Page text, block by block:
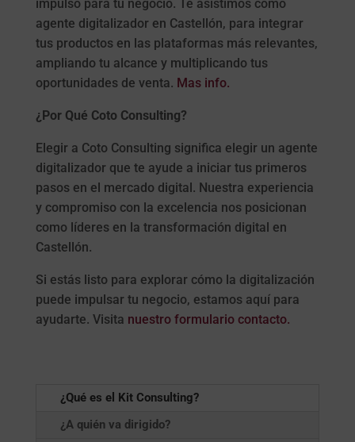
impulso para tu negocio. Te asistimos como
agente digitalizador en Castellón, para integrar
tus productos en las plataformas más relevantes,
ampliando tu alcance y multiplicando tus
oportunidades de venta. Mas info.
¿Por Qué Coto Consulting?
Elegir a Coto Consulting significa elegir un agente
digitalizador que te ayude a iniciar tus primeros
pasos en el mercado digital. Nuestra experiencia
y compromiso con la excelencia nos posicionan
como líderes en la transformación digital en
Castellón.
Si estás listo para explorar cómo la digitalización
puede impulsar tu negocio, estamos aquí para
ayudarte. Visita nuestro formulario contacto.
¿Qué es el Kit Consulting?
¿A quién va dirigido?